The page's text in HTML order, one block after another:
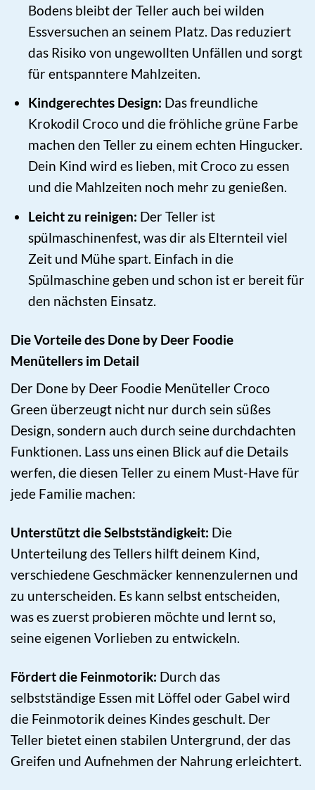
Bodens bleibt der Teller auch bei wilden
Essversuchen an seinem Platz. Das reduziert
das Risiko von ungewollten Unfällen und sorgt
für entspanntere Mahlzeiten.
Kindgerechtes Design: Das freundliche
Krokodil Croco und die fröhliche grüne Farbe
machen den Teller zu einem echten Hingucker.
Dein Kind wird es lieben, mit Croco zu essen
und die Mahlzeiten noch mehr zu genießen.
Leicht zu reinigen: Der Teller ist
spülmaschinenfest, was dir als Elternteil viel
Zeit und Mühe spart. Einfach in die
Spülmaschine geben und schon ist er bereit für
den nächsten Einsatz.
Die Vorteile des Done by Deer Foodie
Menütellers im Detail
Der Done by Deer Foodie Menüteller Croco
Green überzeugt nicht nur durch sein süßes
Design, sondern auch durch seine durchdachten
Funktionen. Lass uns einen Blick auf die Details
werfen, die diesen Teller zu einem Must-Have für
jede Familie machen:
Unterstützt die Selbstständigkeit: Die
Unterteilung des Tellers hilft deinem Kind,
verschiedene Geschmäcker kennenzulernen und
zu unterscheiden. Es kann selbst entscheiden,
was es zuerst probieren möchte und lernt so,
seine eigenen Vorlieben zu entwickeln.
Fördert die Feinmotorik: Durch das
selbstständige Essen mit Löffel oder Gabel wird
die Feinmotorik deines Kindes geschult. Der
Teller bietet einen stabilen Untergrund, der das
Greifen und Aufnehmen der Nahrung erleichtert.